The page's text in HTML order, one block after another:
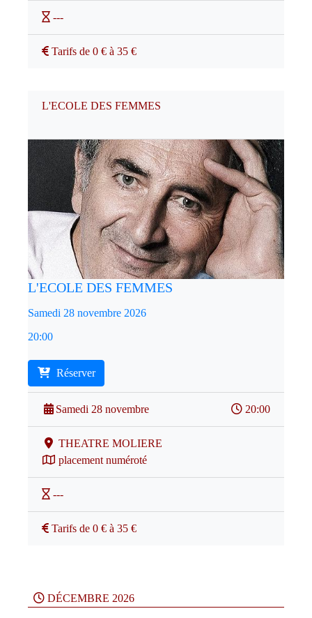
---
Tarifs de 0 € à 35 €
L'ECOLE DES FEMMES
L'ECOLE DES FEMMES
Samedi 28 novembre 2026
20:00
Réserver
Samedi 28 novembre 20:00
THEATRE MOLIERE
placement numéroté
---
Tarifs de 0 € à 35 €
DÉCEMBRE 2026